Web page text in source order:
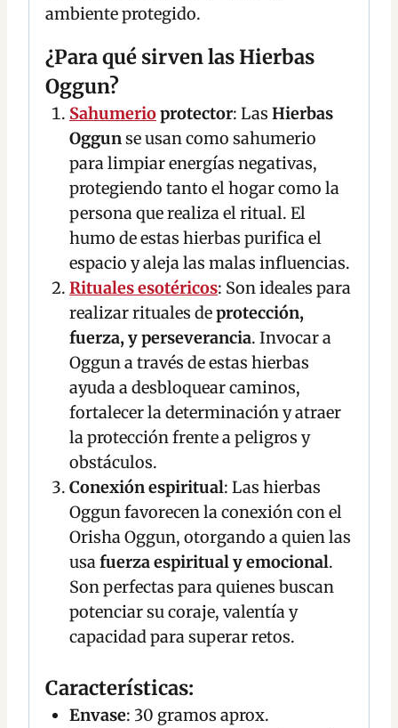
ambiente protegido.
¿Para qué sirven las Hierbas
Oggun?
Sahumerioprotector: Las Hierbas
Oggunse usan como sahumerio
para limpiar energías negativas,
protegiendo tanto el hogar como la
persona que realiza el ritual. El
humo de estas hierbas purifica el
espacio y aleja las malas influencias.
Rituales esotéricos: Son ideales para
realizar rituales deprotección,
fuerza, y perseverancia. Invocar a
Oggun a través de estas hierbas
ayuda a desbloquear caminos,
fortalecer la determinación y atraer
la protección frente a peligros y
obstáculos.
Conexión espiritual: Las hierbas
Oggun favorecen la conexión con el
Orisha Oggun, otorgando a quien las
usafuerza espiritual y emocional.
Son perfectas para quienes buscan
potenciar su coraje, valentía y
capacidad para superar retos.
Características:
Envase: 30 gramos aprox.